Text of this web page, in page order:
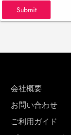
Submit
会社概要
お問い合わせ
ご利用ガイド